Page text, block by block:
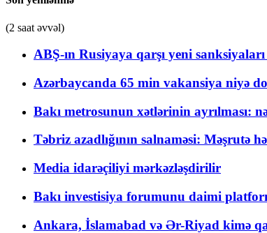
(2 saat əvvəl)
ABŞ-ın Rusiyaya qarşı yeni
Azərbaycanda 65 min vakansiya niyə
Bakı metrosunun xətlərinin ayrılması:
Təbriz azadlığının salnaməsi: Məşrutə
Media idarəçiliyi mərkəzləşdirilir
Bakı investisiya forumunu daimi
Ankara, İslamabad və Ər-Riyad kimə